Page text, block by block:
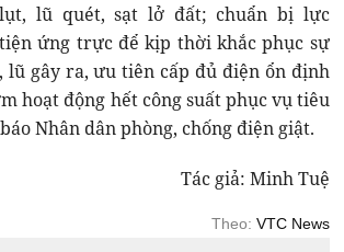
lũ quét, sạt lở đất; chuẩn bị lực
ứng trực để kịp thời khắc phục sự
lũ gây ra, ưu tiên cấp đủ điện ổn định
hoạt động hết công suất phục vụ tiêu
Nhân dân phòng, chống điện giật.
Tác giả: Minh Tuệ
Theo: VTC News